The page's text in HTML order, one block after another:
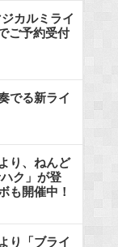
カルミライ
ご予約受付
でる新ライ
り、ねんど
ク」が登
も開催中！
り「ブライ